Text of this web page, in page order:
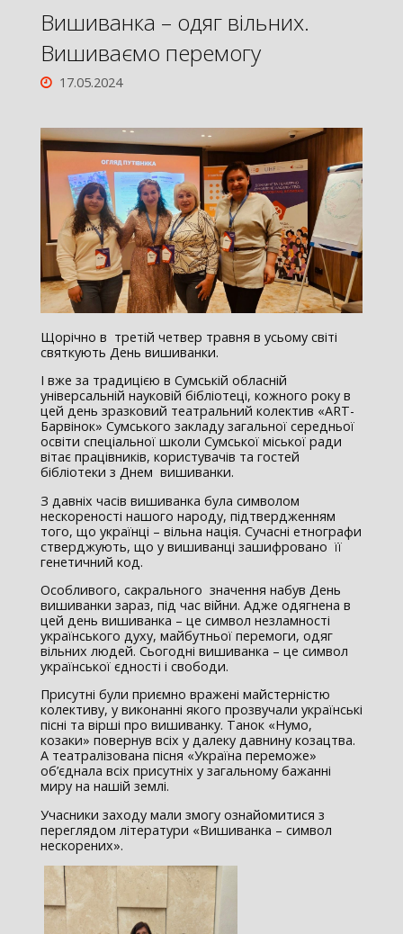
Вишиванка – одяг вільних.
Вишиваємо перемогу
17.05.2024
Щорічно в третій четвер травня в усьому світі
святкують День вишиванки.
І вже за традицією в Сумській обласній
універсальній науковій бібліотеці, кожного року в
цей день зразковий театральний колектив «ART-
Барвінок» Сумського закладу загальної середньої
освіти спеціальної школи Сумської міської ради
вітає працівників, користувачів та гостей
бібліотеки з Днем вишиванки.
З давніх часів вишиванка була символом
нескореності нашого народу, підтвердженням
того, що українці – вільна нація. Сучасні етнографи
стверджують, що у вишиванці зашифровано її
генетичний код.
Особливого, сакрального значення набув День
вишиванки зараз, під час війни. Адже одягнена в
цей день вишиванка – це символ незламності
українського духу, майбутньої перемоги, одяг
вільних людей. Сьогодні вишиванка – це символ
української єдності і свободи.
Присутні були приємно вражені майстерністю
колективу, у виконанні якого прозвучали українські
пісні та вірші про вишиванку. Танок «Нумо,
козаки» повернув всіх у далеку давнину козацтва.
А театралізована пісня «Україна переможе»
об’єднала всіх присутніх у загальному бажанні
миру на нашій землі.
Учасники заходу мали змогу ознайомитися з
переглядом літератури «Вишиванка – символ
нескорених».